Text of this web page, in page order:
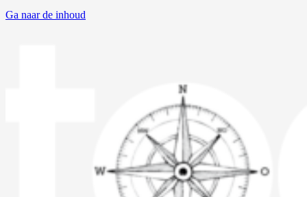
Ga naar de inhoud